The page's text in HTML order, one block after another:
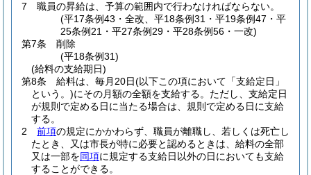
7
職員の昇給は、予算の範囲内で行わなければならない。
(平17条例43・全改、平18条例31・平19条例47・平
25条例21・平27条例29・平28条例56・一改)
第7条
削除
(平18条例31)
(給料の支給期日)
第8条
給料は、毎月20日(以下この項において「支給定日」
という。)にその月額の全額を支給する。 ただし、支給定日
が規則で定める日に当たる場合は、規則で定める日に支給
する。
2
前項の規定にかかわらず、職員が離職し、若しくは死亡し
たとき、又は市長が特に必要と認めるときは、給料の全部
又は一部を同項に規定する支給日以外の日においても支給
することができる。